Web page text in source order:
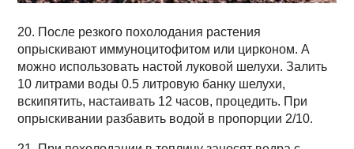
20. После резкого похолодания растения
опрыскивают иммуноцитофитом или цирконом. А
можно использовать настой луковой шелухи. Залить
10 литрами воды 0.5 литровую банку шелухи,
вскипятить, настаивать 12 часов, процедить. При
опрыскивании разбавить водой в пропорции 2/10.